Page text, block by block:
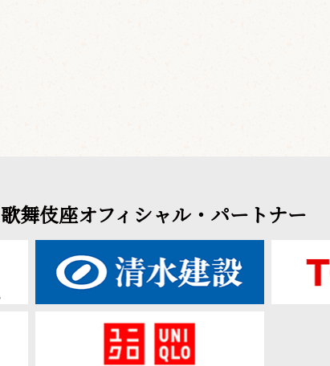
歌舞伎座オフィシャル・パートナー